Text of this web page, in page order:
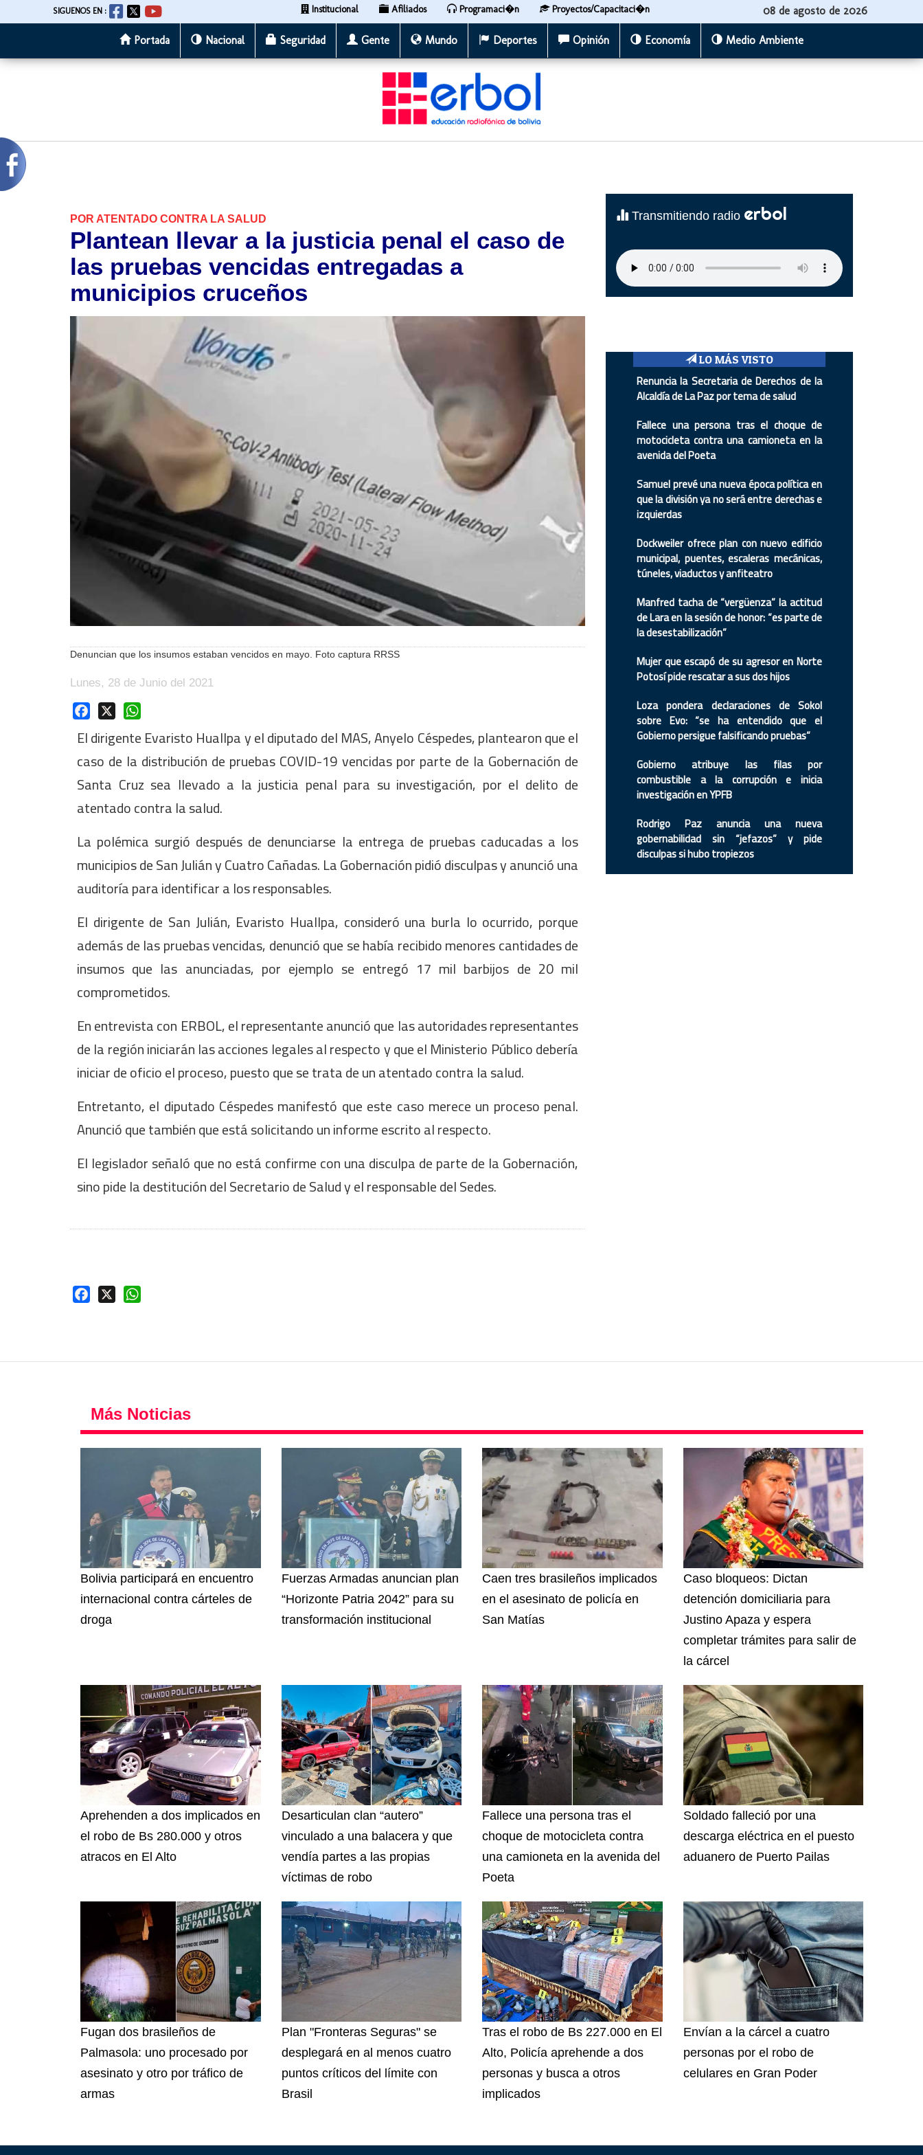
al
SIGUENOS EN : Institucional Afiliados Programaci�n Proyectos/Capacitaci�n 08 de agosto de 2026
Portada Nacional Seguridad Gente Mundo Deportes Opinión Economía Medio Ambiente
POR ATENTADO CONTRA LA SALUD
Plantean llevar a la justicia penal el caso de
las pruebas vencidas entregadas a
municipios cruceños
Denuncian que los insumos estaban vencidos en mayo. Foto captura RRSS
Lunes, 28 de Junio del 2021
Facebook
El dirigente Evaristo Huallpa y el diputado del MAS, Anyelo Céspedes, plantearon que el
caso de la distribución de pruebas COVID-19 vencidas por parte de la Gobernación de
Santa Cruz sea llevado a la justicia penal para su investigación, por el delito de
atentado contra la salud.
La polémica surgió después de denunciarse la entrega de pruebas caducadas a los
municipios de San Julián y Cuatro Cañadas. La Gobernación pidió disculpas y anunció una
auditoría para identificar a los responsables.
El dirigente de San Julián, Evaristo Huallpa, consideró una burla lo ocurrido, porque
además de las pruebas vencidas, denunció que se había recibido menores cantidades de
insumos que las anunciadas, por ejemplo se entregó 17 mil barbijos de 20 mil
comprometidos.
En entrevista con ERBOL, el representante anunció que las autoridades representantes
de la región iniciarán las acciones legales al respecto y que el Ministerio Público debería
iniciar de oficio el proceso, puesto que se trata de un atentado contra la salud.
Entretanto, el diputado Céspedes manifestó que este caso merece un proceso penal.
Anunció que también que está solicitando un informe escrito al respecto.
El legislador señaló que no está confirme con una disculpa de parte de la Gobernación,
sino pide la destitución del Secretario de Salud y el responsable del Sedes.
Facebook
Transmitiendo radio erbol
LO MÁS VISTO
Renuncia la Secretaria de Derechos de la
Alcaldía de La Paz por tema de salud
Fallece una persona tras el choque de
motocicleta contra una camioneta en la
avenida del Poeta
Samuel prevé una nueva época política en
que la división ya no será entre derechas e
izquierdas
Dockweiler ofrece plan con nuevo edificio
municipal, puentes, escaleras mecánicas,
túneles, viaductos y anfiteatro
Manfred tacha de “vergüenza” la actitud
de Lara en la sesión de honor: “es parte de
la desestabilización”
Mujer que escapó de su agresor en Norte
Potosí pide rescatar a sus dos hijos
Loza pondera declaraciones de Sokol
sobre Evo: “se ha entendido que el
Gobierno persigue falsificando pruebas”
Gobierno atribuye las filas por
combustible a la corrupción e inicia
investigación en YPFB
Rodrigo Paz anuncia una nueva
gobernabilidad sin “jefazos” y pide
disculpas si hubo tropiezos
Más Noticias
Bolivia participará en encuentro
internacional contra cárteles de
droga
Fuerzas Armadas anuncian plan
“Horizonte Patria 2042” para su
transformación institucional
Caen tres brasileños implicados
en el asesinato de policía en
San Matías
Caso bloqueos: Dictan
detención domiciliaria para
Justino Apaza y espera
completar trámites para salir de
la cárcel
Aprehenden a dos implicados en
el robo de Bs 280.000 y otros
atracos en El Alto
Desarticulan clan “autero”
vinculado a una balacera y que
vendía partes a las propias
víctimas de robo
Fallece una persona tras el
choque de motocicleta contra
una camioneta en la avenida del
Poeta
Soldado falleció por una
descarga eléctrica en el puesto
aduanero de Puerto Pailas
Fugan dos brasileños de
Palmasola: uno procesado por
asesinato y otro por tráfico de
armas
Plan "Fronteras Seguras" se
desplegará en al menos cuatro
puntos críticos del límite con
Brasil
Tras el robo de Bs 227.000 en El
Alto, Policía aprehende a dos
personas y busca a otros
implicados
Envían a la cárcel a cuatro
personas por el robo de
celulares en Gran Poder